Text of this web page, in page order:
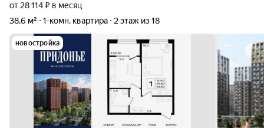
от 28 114 ₽ в месяц
38,6 м²
1-комн. квартира 2 этаж из 18
новостройка